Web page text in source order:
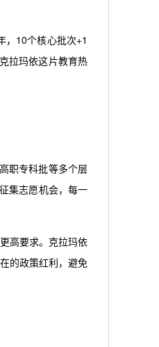
10个核心批次+1
拉玛依这片教育热
职专科批等多个层
集志愿机会，每一
高要求。克拉玛依
的政策红利，避免